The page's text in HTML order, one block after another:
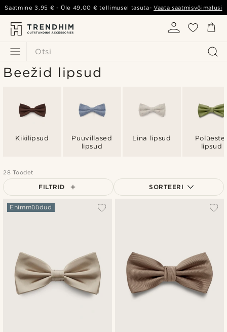
Otsi
Saatmine3,95 € - Üle 49,00 € tellimusel tasuta-Vaata saatmisvõimalusi
Beežid lipsud
Kikilipsud
Puuvillased
lipsud
Lina lipsud
lipsud
28 Toodet
FILTRID SORTEERI
Enimmüüdud